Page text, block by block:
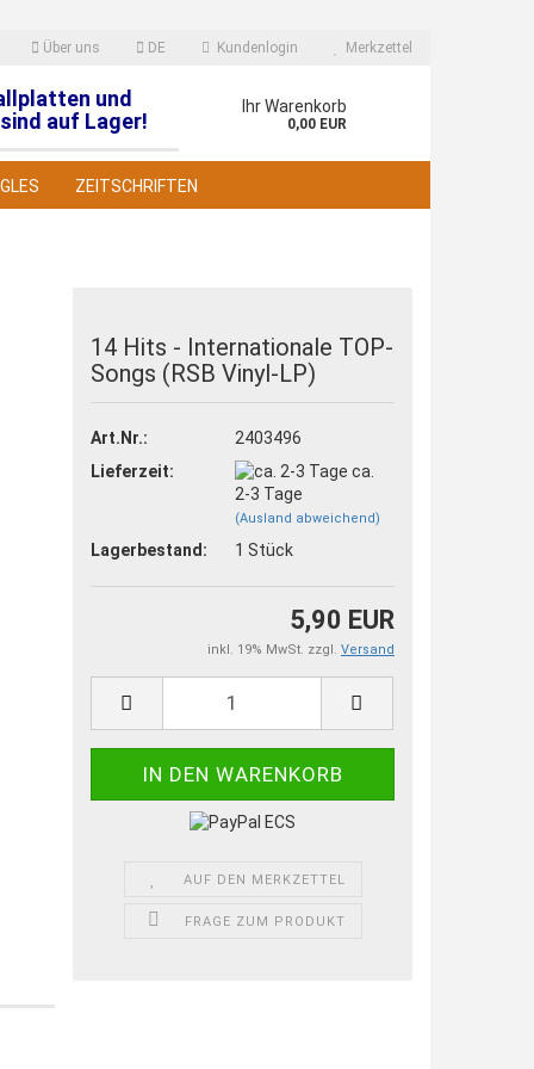
Über uns DE Kundenlogin Merkzettel
und
auf Lager!
Ihr Warenkorb
0,00 EUR
ZEITSCHRIFTEN
14 Hits - Internationale TOP-
Songs (RSB Vinyl-LP)
Art.Nr.:
2403496
Lieferzeit:
ca.
2-3 Tage
(Ausland abweichend)
Lagerbestand: 1Stück
5,90 EUR
inkl. 19% MwSt. zzgl. Versand
AUF DEN MERKZETTEL
FRAGE ZUM PRODUKT